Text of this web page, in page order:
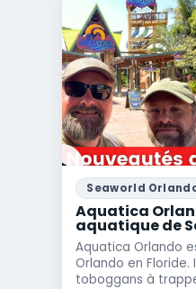
Seaworld
Aquatica
aquatique de
Aquatica Orlando
Orlando en
toboggans à